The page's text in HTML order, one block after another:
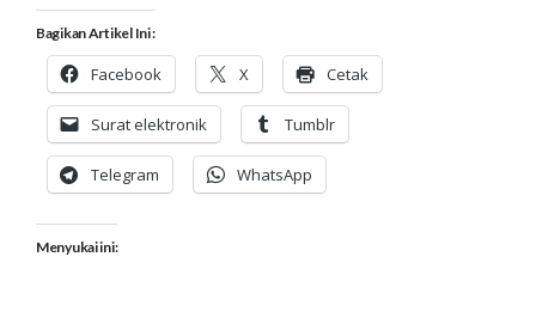
Bagikan Artikel Ini :
Facebook X Cetak
Surat elektronik Tumblr
Telegram WhatsApp
Menyukai ini: